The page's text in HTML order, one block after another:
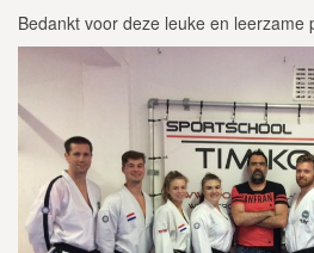
Bedankt voor deze leuke en leerzame